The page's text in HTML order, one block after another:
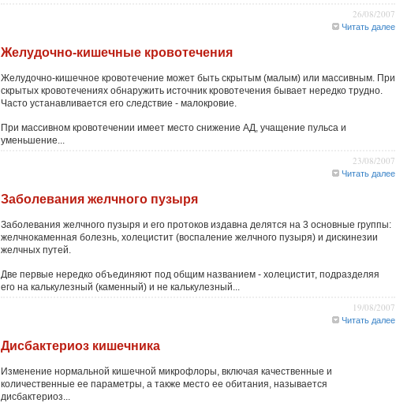
26/08/2007
Читать далее
Желудочно-кишечные кровотечения
Желудочно-кишечное кровотечение может быть скрытым (малым) или массивным. При
скрытых кровотечениях обнаружить источник кровотечения бывает нередко трудно.
Часто устанавливается его следствие - малокровие.
При массивном кровотечении имеет место снижение АД, учащение пульса и
уменьшение...
23/08/2007
Читать далее
Заболевания желчного пузыря
Заболевания желчного пузыря и его протоков издавна делятся на 3 основные группы:
желчнокаменная болезнь, холецистит (воспаление желчного пузыря) и дискинезии
желчных путей.
Две первые нередко объединяют под общим названием - холецистит, подразделяя
его на калькулезный (каменный) и не калькулезный...
19/08/2007
Читать далее
Дисбактериоз кишечника
Изменение нормальной кишечной микрофлоры, включая качественные и
количественные ее параметры, а также место ее обитания, называется
дисбактериоз...